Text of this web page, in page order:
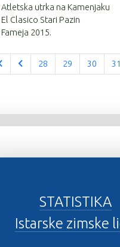
Atletska utrka na Kamenjaku
El Clasico Stari Pazin
Fameja 2015.
28 29 30 31
STATISTIKA
Istarske zimske